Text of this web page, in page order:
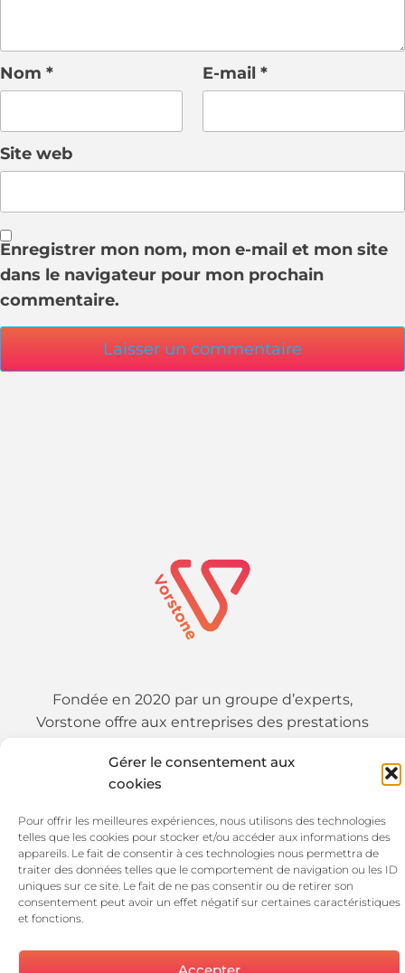
Gérer le consentement aux
cookies
Pour offrir les meilleures expériences, nous utilisons des technologies
telles que les cookies pour stocker et/ou accéder aux informations des
appareils. Le fait de consentir à ces technologies nous permettra de
traiter des données telles que le comportement de navigation ou les ID
uniques sur ce site. Le fait de ne pas consentir ou de retirer son
consentement peut avoir un effet négatif sur certaines caractéristiques
et fonctions.
Accepter
Nom * E-mail *
Site web
Enregistrer mon nom, mon e-mail et mon site
dans le navigateur pour mon prochain
commentaire.
Fondée en 2020 par un groupe d’experts,
Vorstone offre aux entreprises des prestations
prestations d’intégrations de solutions.
01 89 19 54 25